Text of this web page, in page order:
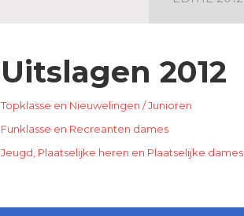
Uitslagen 2012
Topklasse en Nieuwelingen / Junioren
Funklasse en Recreanten dames
Jeugd, Plaatselijke heren en Plaatselijke dames